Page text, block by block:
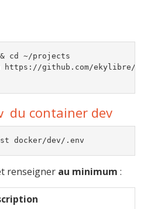
cd ~/projects
https://github.com/ekylibre/
du container dev
renseigner au minimum :